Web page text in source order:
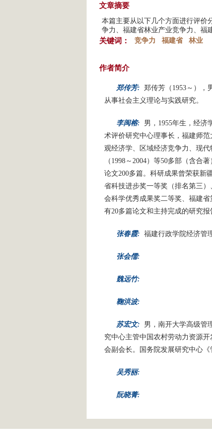
文章摘要
本篇主要从以下几个方面进行评价
争力、福建省林业产业竞争力、福
关键词： 竞争力 福建省 林业
作者简介
郑传芳: 郑传芳（1953～），
从事社会主义理论与实践研究。
李闽榕:
男，1955年生，经济
术评价研究中心理事长，福建师
观经济学、区域经济竞争力、现
（1998～2004）等50多部（含合
论文200多篇。科研成果曾荣获新
省科技进步奖一等奖（排名第三
会科学优秀成果奖二等奖、福建
有20多篇论文和主持完成的研究报
张春霞: 福建行政学院经济管
张会儒:
魏远竹:
鞠洪波:
苏宏文:
男，南开大学高级管
究中心主管中国农村劳动力资源
会副会长。国务院发展研究中心《
吴秀丽:
阮晓菁: